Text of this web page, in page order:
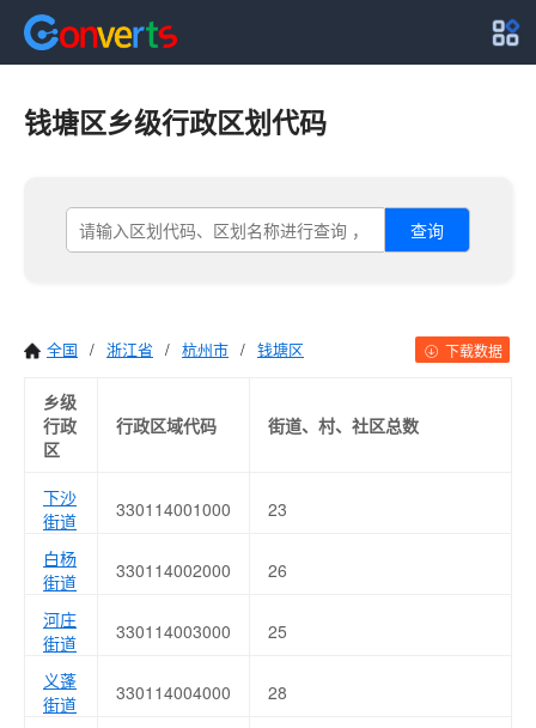
钱塘区乡级行政区划代码
查询
全国 / 浙江省 / 杭州市 / 钱塘区 下载数据
乡级
行政
区
行政区域代码 街道、村、社区总数
下沙
街道
330114001000 23
白杨
街道
330114002000 26
河庄
街道
330114003000 25
义蓬
街道
330114004000 28